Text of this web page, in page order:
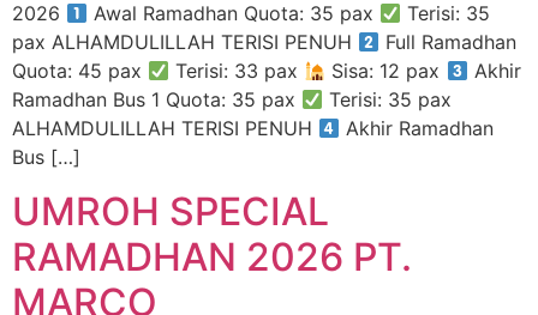
2026
Awal Ramadhan Quota: 35 pax
Terisi: 35
pax ALHAMDULILLAH TERISI PENUH
Full Ramadhan
Quota: 45 pax
Terisi: 33 pax Sisa: 12 pax
Akhir
Ramadhan Bus 1 Quota: 35 pax
Terisi: 35 pax
ALHAMDULILLAH TERISI PENUH
Akhir Ramadhan
Bus […]
UMROH SPECIAL
RAMADHAN 2026 PT.
MARCO